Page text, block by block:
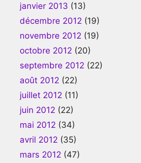
janvier 2013 (13)
décembre 2012 (19)
novembre 2012 (19)
octobre 2012 (20)
septembre 2012 (22)
août 2012 (22)
juillet 2012 (11)
juin 2012 (22)
mai 2012 (34)
avril 2012 (35)
mars 2012 (47)